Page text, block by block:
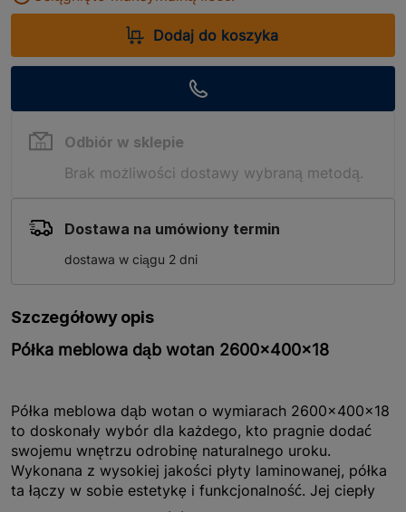
Dodaj do koszyka
Odbiór w sklepie
Brak możliwości dostawy wybraną metodą.
Dostawa na umówiony termin
dostawa w ciągu 2 dni
Szczegółowy opis
Półka meblowa dąb wotan 2600x400x18
Półka meblowa dąb wotan o wymiarach 2600x400x18
to doskonały wybór dla każdego, kto pragnie dodać
swojemu wnętrzu odrobinę naturalnego uroku.
Wykonana z wysokiej jakości płyty laminowanej, półka
ta łączy w sobie estetykę i funkcjonalność. Jej ciepły